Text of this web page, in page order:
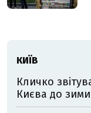
КИЇВ
Кличко
Києва до зими